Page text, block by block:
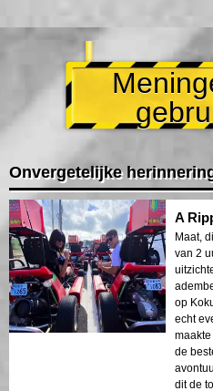
Onvergetelijke
A
Maat,
van 2
op
echt
de
dit de